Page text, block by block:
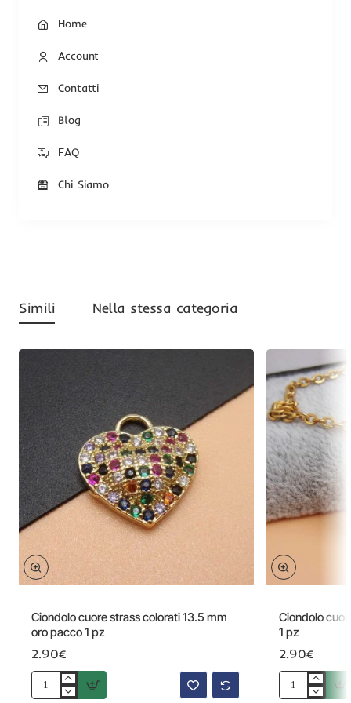
Home
Account
Contatti
Blog
FAQ
Chi Siamo
Simili Nella stessa categoria
Ciondolo cuore strass colorati 13.5 mm
oro pacco 1 pz
2.90€
Ciondolo
Ciondolo
1 pz
2.90€
Ciondolo